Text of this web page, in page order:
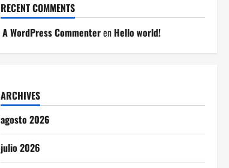
RECENT COMMENTS
A WordPress Commenteren Hello world!
ARCHIVES
agosto 2026
julio 2026